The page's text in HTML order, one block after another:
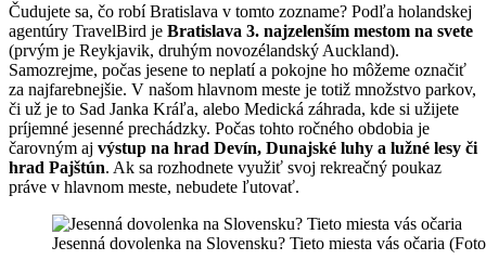
Čudujete sa, čo robí Bratislava v tomto zozname? Podľa holandskej
agentúry TravelBird je Bratislava 3. najzelenším mestom na svete
(prvým je Reykjavik, druhým novozélandský Auckland).
Samozrejme, počas jesene to neplatí a pokojne ho môžeme označiť
za najfarebnejšie. V našom hlavnom meste je totiž množstvo parkov,
či už je to Sad Janka Kráľa, alebo Medická záhrada, kde si užijete
príjemné jesenné prechádzky. Počas tohto ročného obdobia je
čarovným aj výstup na hrad Devín, Dunajské luhy a lužné lesy či
hrad Pajštún. Ak sa rozhodnete využiť svoj rekreačný poukaz
práve v hlavnom meste, nebudete ľutovať.
Jesenná dovolenka na Slovensku? Tieto miesta vás očaria